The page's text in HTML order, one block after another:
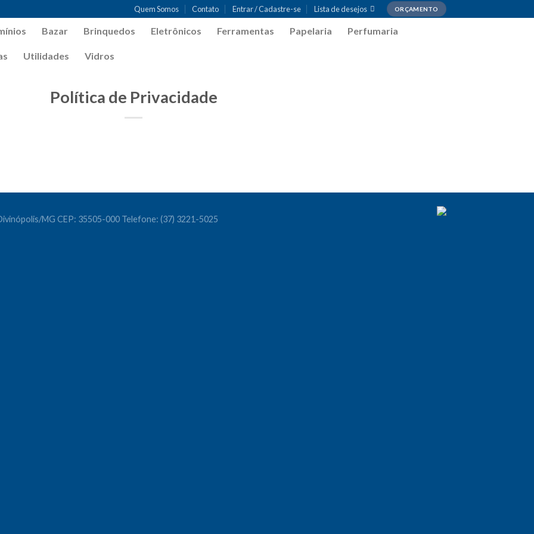
Quem Somos Contato Entrar / Cadastre-se Lista de desejos ORÇAMENTO
Bazar Brinquedos Eletrônicos Ferramentas Papelaria Perfumaria
Utilidades Vidros
Política de Privacidade
MG CEP: 35505-000 Telefone: (37) 3221-5025